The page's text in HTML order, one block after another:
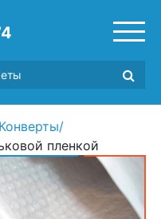
Конверты/
пленкой